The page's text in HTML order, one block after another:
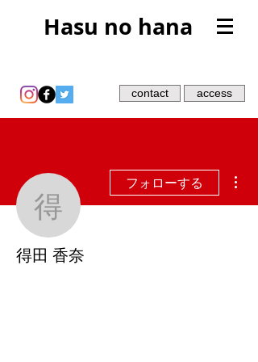
Hasu no hana
contact access
得田 香奈
フォローする
得田 香奈